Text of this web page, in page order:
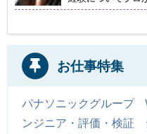
お仕事特集
パナソニックグループ
ンジニア・評価・検証